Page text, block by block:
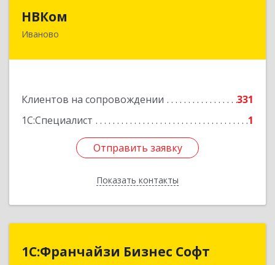
НВКом
Иваново
Клиентов на сопровождении
331
1С:Специалист
1
Отправить заявку
Показать контакты
153000, Ивановская обл, Иваново г, Аптечный
Отправить заявку
Назад
1С:Франчайзи Бизнес Софт
1С:Франчайзи Бизнес Софт